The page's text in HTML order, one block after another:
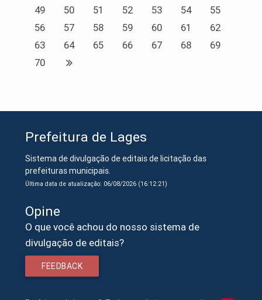
49
50 51 52 53 54
55
56
57 58 59 60 61
62
63
64 65 66 67 68
69
70
Prefeitura de Lages
Sistema de divulgação de editais de licitação das
prefeituras municipais.
Última data de atualização: 06/08/2026 (16:12:21)
Opine
O que você achou do nosso sistema de
divulgação de editais?
FEEDBACK